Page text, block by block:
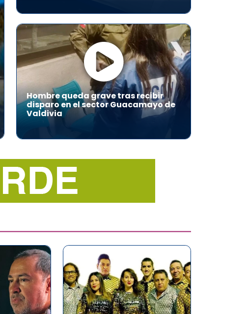
Hombre queda grave tras recibir
disparo en el sector Guacamayo de
Valdivia